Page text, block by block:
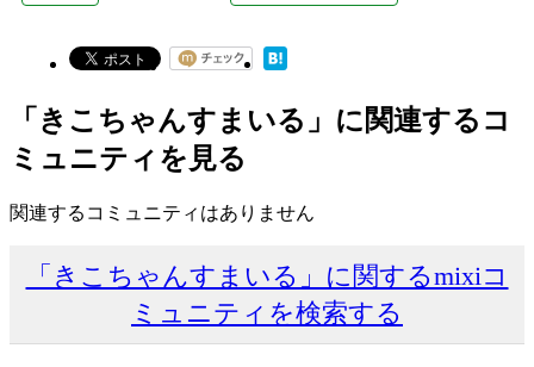
「きこちゃんすまいる」に関連するコ
ミュニティを見る
関連するコミュニティはありません
「きこちゃんすまいる」に関するmixiコ
ミュニティを検索する